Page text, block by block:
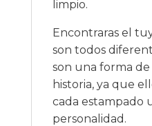
limpio.
Encontraras el
son todos
son una forma
historia, ya que
cada estampado
personalidad.